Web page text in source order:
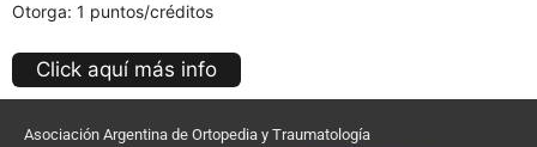
Otorga: 1 puntos/créditos
Click aquí más info
Asociación Argentina de Ortopedia y Traumatología